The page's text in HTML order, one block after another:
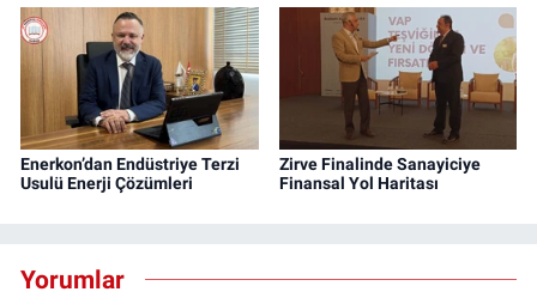
Enerkon’dan Endüstriye Terzi
Usulü Enerji Çözümleri
Zirve Finalinde Sanayiciye
Finansal Yol Haritası
Yorumlar